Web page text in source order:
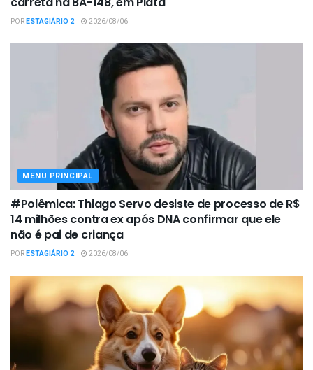
PORESTAGIÁRIO 2 2026/08/06
MENU PRINCIPAL
#Polêmica: Thiago Servo desiste de processo de R$
14 milhões contra ex após DNA confirmar que ele
não é pai de criança
PORESTAGIÁRIO 2 2026/08/06